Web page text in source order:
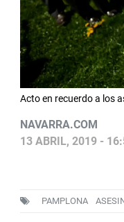
Acto en recuerdo a los
NAVARRA.COM
13 ABRIL, 2019 -
PAMPLONA